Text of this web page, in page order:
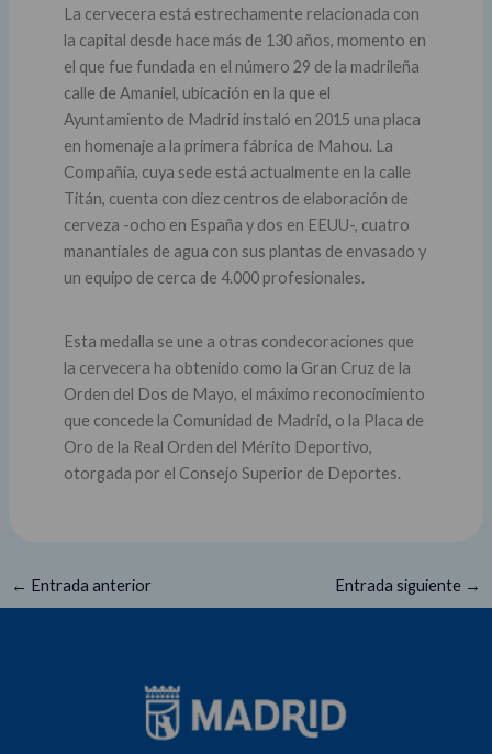
La cervecera está estrechamente relacionada con
la capital desde hace más de 130 años, momento en
el que fue fundada en el número 29 de la madrileña
calle de Amaniel, ubicación en la que el
Ayuntamiento de Madrid instaló en 2015 una placa
en homenaje a la primera fábrica de Mahou. La
Compañía, cuya sede está actualmente en la calle
Titán, cuenta con diez centros de elaboración de
cerveza -ocho en España y dos en EEUU-, cuatro
manantiales de agua con sus plantas de envasado y
un equipo de cerca de 4.000 profesionales.
Esta medalla se une a otras condecoraciones que
la cervecera ha obtenido como la Gran Cruz de la
Orden del Dos de Mayo, el máximo reconocimiento
que concede la Comunidad de Madrid, o la Placa de
Oro de la Real Orden del Mérito Deportivo,
otorgada por el Consejo Superior de Deportes.
← Entrada anterior Entrada siguiente →